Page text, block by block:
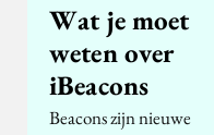
Wat je moet
weten over
iBeacons
Beacons zijn nieuwe